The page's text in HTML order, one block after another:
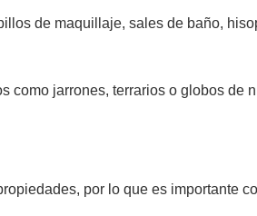
de maquillaje, sales de baño,
como jarrones, terrarios o globos de
por lo que es importante